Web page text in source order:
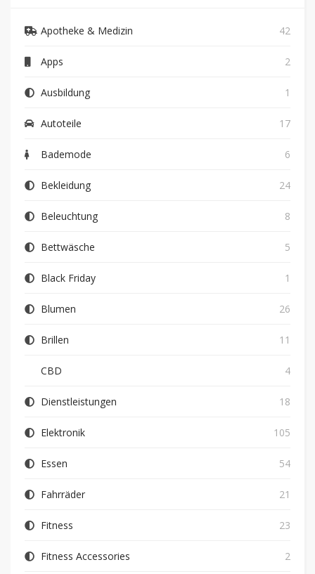
Apotheke & Medizin 42
Apps 2
Ausbildung 1
Autoteile 17
Bademode 6
Bekleidung 24
Beleuchtung 8
Bettwäsche 5
Black Friday 1
Blumen 26
Brillen 11
CBD 4
Dienstleistungen 18
Elektronik 105
Essen 54
Fahrräder 21
Fitness 23
Fitness Accessories 2